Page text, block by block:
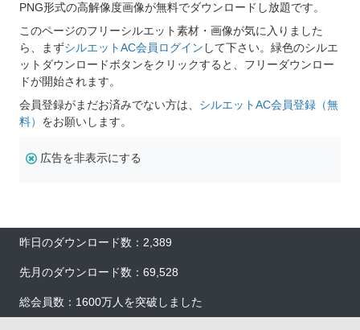
PNG形式の高解像度画像が無料でダウンロードし放題です。
このページのフリーシルエット素材・画像が気に入りました
ら、まずシルエットAC会員ログイン して下さい。緑色のシルエ
ットダウンロードボタンをクリックすると、フリーダウンロー
ドが開始されます。
会員登録がまだお済みでない方は、 シルエットAC会員登録（無
料） をお願いします。
広告を非表示にする
昨日のダウンロード数：2,389
先月のダウンロード数：69,528
総会員数：1600万人を突破しました